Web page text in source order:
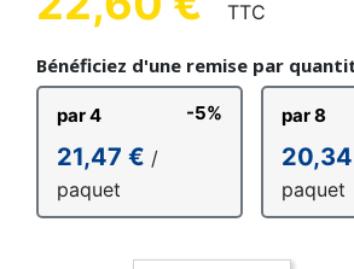
TTC
Bénéficiez d'une remise par
par 4 -5%
21,47 € /
paquet
par 8
paquet